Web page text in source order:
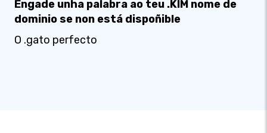
Engade unha palabra ao teu .KIM nome de
dominio se non está dispoñible
O .gato perfecto